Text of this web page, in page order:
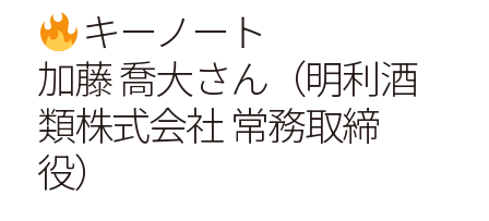
キーノート
加藤 喬大さん（明利酒
類株式会社 常務取締
役）